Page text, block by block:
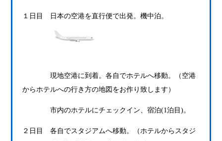
１日目 日本の空港を直行便で出発。機中泊。
現地空港に到着。各自でホテルへ移動。（空港
からホテルへの行き方の地図をお作り致します）
市内のホテルにチェックイン、宿泊(1泊目)。
２日目 各自でスタジアムへ移動。（ホテルからスタジ